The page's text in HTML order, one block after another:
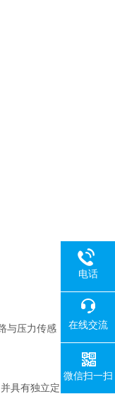
与压力传感
具有独立定
电话
在线交流
微信扫一扫